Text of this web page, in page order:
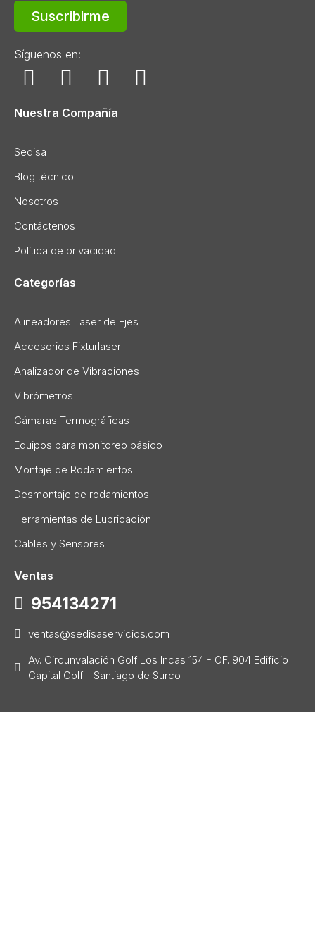
Suscribirme
Síguenos en:
Nuestra Compañía
Sedisa
Blog técnico
Nosotros
Contáctenos
Política de privacidad
Categorías
Alineadores Laser de Ejes
Accesorios Fixturlaser
Analizador de Vibraciones
Vibrómetros
Cámaras Termográficas
Equipos para monitoreo básico
Montaje de Rodamientos
Desmontaje de rodamientos
Herramientas de Lubricación
Cables y Sensores
Ventas
954134271
ventas@sedisaservicios.com
Av. Circunvalación Golf Los Incas 154 - OF. 904 Edificio
Capital Golf - Santiago de Surco